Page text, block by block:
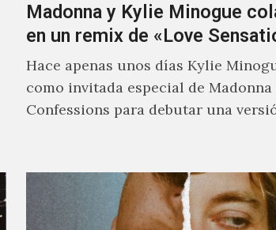
Madonna y Kylie Minogue
en un remix de «Love
Hace apenas unos días Kylie
como invitada especial de
Confessions para debutar una